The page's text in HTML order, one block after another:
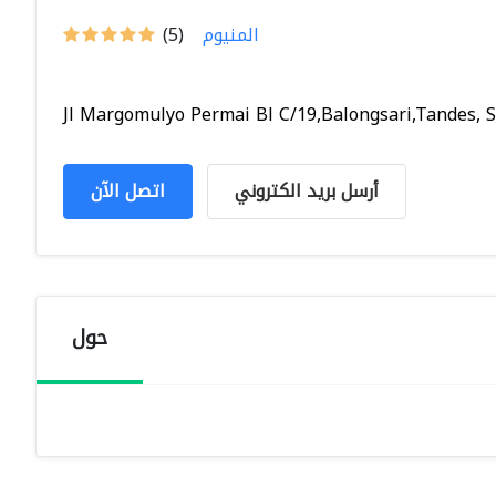
(5) المنيوم
Jl Margomulyo Permai Bl C/19,Balongsari,Tandes,
اتصل الآن أرسل بريد الكتروني
حول